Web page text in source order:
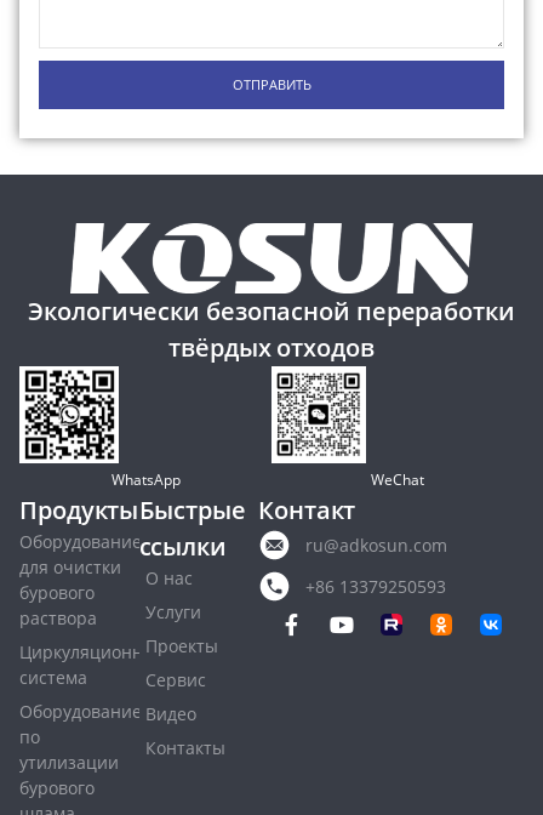
ОТПРАВИТЬ
Экологически безопасной переработки
твёрдых отходов
WhatsApp WeChat
Продукты
Оборудование
для очистки
бурового
раствора
Циркуляционная
система
Оборудование
по
утилизации
бурового
Быстрые
ссылки
О нас
Услуги
Проекты
Сервис
Видео
Контакты
Контакт
ru@adkosun.com
+86 13379250593